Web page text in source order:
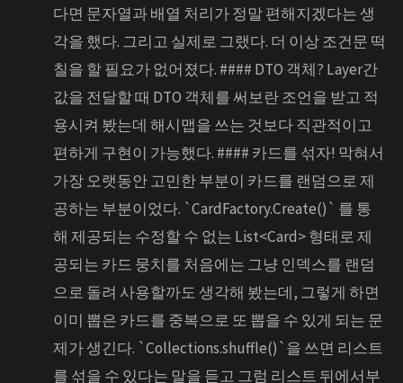
다면 문자열과 배열 처리가 정말 편해지겠다는 생
각을 했다. 그리고 실제로 그랬다. 더 이상 조건문 떡
칠을 할 필요가 없어졌다. #### DTO 객체? Layer간
값을 전달할 때 DTO 객체를 써보란 조언을 받고 적
용시켜 봤는데 해시맵을 쓰는 것보다 직관적이고
편하게 구현이 가능했다. #### 카드를 섞자! 막혀서
가장 오랫동안 고민한 부분이 카드를 랜덤으로 제
공하는 부분이었다. `CardFactory.Create()` 를 통
해 제공되는 수정할 수 없는 List<Card> 형태로 제
공되는 카드 뭉치를 처음에는 그냥 인덱스를 랜덤
으로 돌려 사용할까도 생각해 봤는데, 그렇게 하면
이미 뽑은 카드를 중복으로 또 뽑을 수 있게 되는 문
제가 생긴다. `Collections.shuffle()`을 쓰면 리스트
를 섞을 수 있다는 말을 듣고 그럼 리스트 뒤에서부